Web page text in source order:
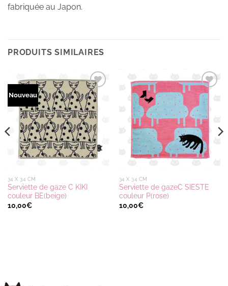
fabriquée au Japon.
PRODUITS SIMILAIRES
Nouveau
Ajouter
à la
wishlist
34 X 34 CM
Serviette de gaze C KIKI
couleur BE(beige)
10,00€
Ajouter
à la
wishlist
34 X 34 CM
Serviette de gazeC SIESTE
couleur P(rose)
10,00€